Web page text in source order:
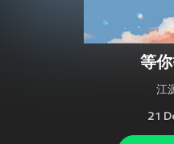
等
江
21